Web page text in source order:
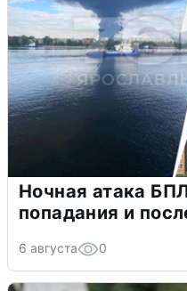
Ночная атака
попадания и
6 августа 0